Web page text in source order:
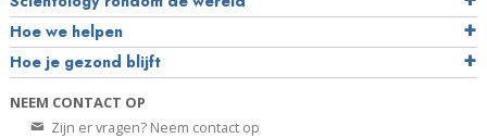
Hoe we helpen
Hoe je gezond blijft
NEEM CONTACT OP
Zijn er vragen? Neem contact op